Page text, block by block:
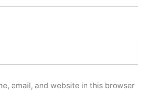
email, and website in this browser